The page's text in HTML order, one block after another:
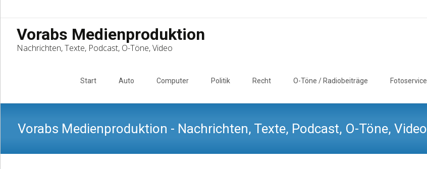
Vorabs Medienproduktion
Nachrichten, Texte, Podcast, O-Töne, Video
Start Auto Computer Politik Recht O-Töne / Radiobeiträge Fotoservice
Vorabs Medienproduktion - Nachrichten, Texte, Podcast, O-Töne, Video